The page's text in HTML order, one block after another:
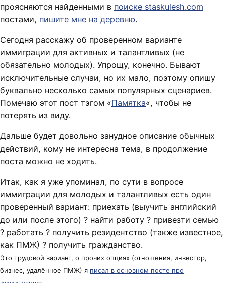
проясняются найденными в поиске staskulesh.com
постами, пишите мне на деревню.
Сегодня расскажу об проверенном варианте
иммиграции для активных и талантливых (не
обязательно молодых). Упрощу, конечно. Бывают
исключительные случаи, но их мало, поэтому опишу
буквально несколько самых популярных сценариев.
Помечаю этот пост тэгом «Памятка«, чтобы не
потерять из виду.
Дальше будет довольно занудное описание обычных
действий, кому не интересна тема, в продолжение
поста можно не ходить.
Итак, как я уже упоминал, по сути в вопросе
иммиграции для молодых и талантливых есть один
проверенный вариант: приехать (выучить английский
до или после этого) ? найти работу ? привезти семью
? работать ? получить резидентство (также известное,
как ПМЖ) ? получить гражданство.
Это трудовой вариант, о прочих опциях (отношения, инвестор,
бизнес, удалённое ПМЖ) я писал в основном посте про